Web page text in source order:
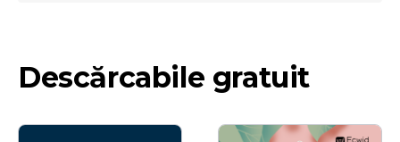
Descărcabile gratuit